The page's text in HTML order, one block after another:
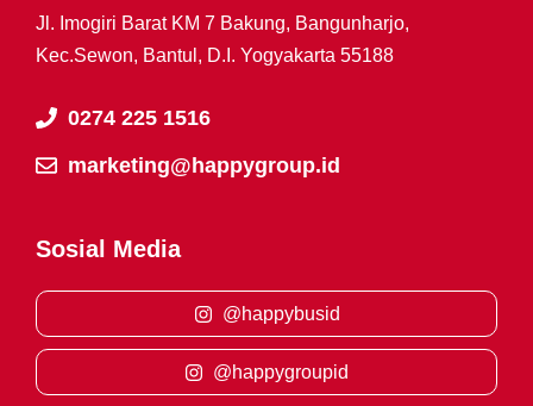
Jl. Imogiri Barat KM 7 Bakung, Bangunharjo,
Kec.Sewon, Bantul, D.I. Yogyakarta 55188
0274 225 1516
marketing@happygroup.id
Sosial Media
@happybusid
@happygroupid